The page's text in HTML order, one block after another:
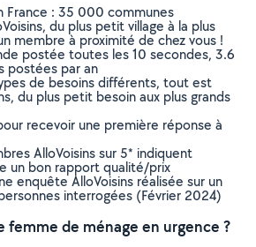
France : 35 000 communes
du plus petit village à la plus
membre à proximité de chez vous !
postée toutes les 10 secondes, 3.6
postées par an
de besoins différents, tout est
du plus petit besoin aux plus grands
recevoir une première réponse à
AlloVoisins sur 5* indiquent
un bon rapport qualité/prix
enquête AlloVoisins réalisée sur un
interrogées (Février 2024)
femme de ménage en urgence ?